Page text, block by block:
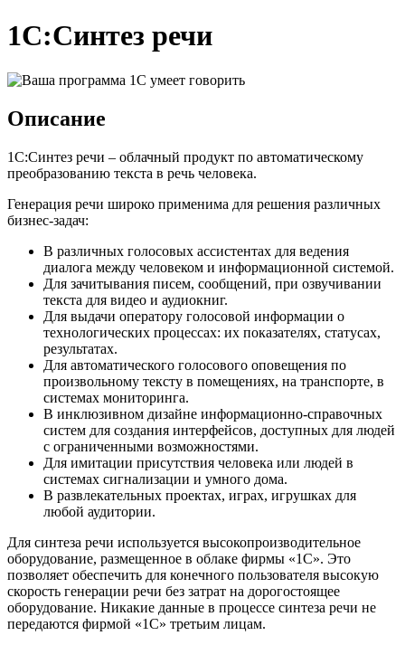
1С:Синтез речи
Описание
1С:Синтез речи – облачный продукт по автоматическому
преобразованию текста в речь человека.
Генерация речи широко применима для решения различных
бизнес-задач:
В различных голосовых ассистентах для ведения
диалога между человеком и информационной системой.
Для зачитывания писем, сообщений, при озвучивании
текста для видео и аудиокниг.
Для выдачи оператору голосовой информации о
технологических процессах: их показателях, статусах,
результатах.
Для автоматического голосового оповещения по
произвольному тексту в помещениях, на транспорте, в
системах мониторинга.
В инклюзивном дизайне информационно-справочных
систем для создания интерфейсов, доступных для людей
с ограниченными возможностями.
Для имитации присутствия человека или людей в
системах сигнализации и умного дома.
В развлекательных проектах, играх, игрушках для
любой аудитории.
Для синтеза речи используется высокопроизводительное
оборудование, размещенное в облаке фирмы «1С». Это
позволяет обеспечить для конечного пользователя высокую
скорость генерации речи без затрат на дорогостоящее
оборудование. Никакие данные в процессе синтеза речи не
передаются фирмой «1С» третьим лицам.